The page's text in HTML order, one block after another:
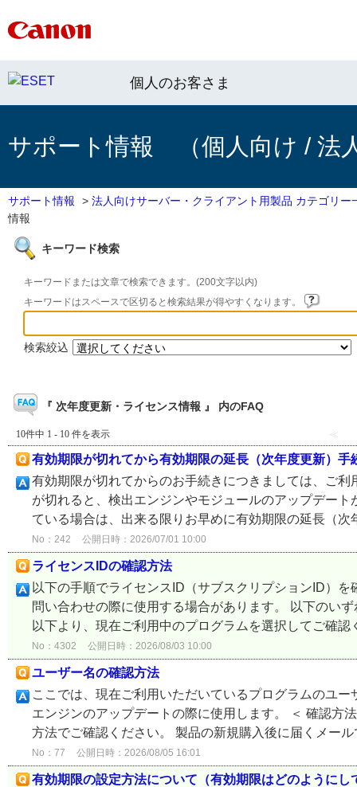
個人のお客さま
サポート情報 （個人向け / 法
サポート情報 > 法人向けサーバー・クライアント用製品 カテゴリー
情報
キーワード検索
キーワードまたは文章で検索できます。(200文字以内)
キーワードはスペースで区切ると検索結果が得やすくなります。
検索絞込
『 次年度更新・ライセンス情報 』 内のFAQ
10件中 1 - 10 件を表示 ≪
有効期限が切れてから有効期限の延長（次年度更新）
有効期限が切れてからのお手続きにつきましては、ご
が切れると、検出エンジンやモジュールのアップデー
ている場合は、出来る限りお早めに有効期限の延長（
No：242 公開日時：2026/07/01 10:00
ライセンスIDの確認方法
以下の手順でライセンスID（サブスクリプションID）
問い合わせの際に使用する場合があります。 以下のい
以下より、現在ご利用中のプログラムを選択してご確認
No：4302 公開日時：2026/08/03 10:00
ユーザー名の確認方法
ここでは、現在ご利用いただいているプログラムのユ
エンジンのアップデートの際に使用します。 ＜ 確認方
方法でご確認ください。 製品の新規購入後に届くメー
No：77 公開日時：2026/08/05 16:01
有効期限の設定方法について（有効期限はどのようにし